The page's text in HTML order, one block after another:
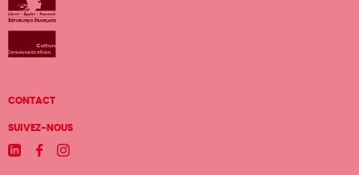
Menu
Pied
de
CONTACT
SUIVEZ-NOUS
LinkedinFacebookInstagram